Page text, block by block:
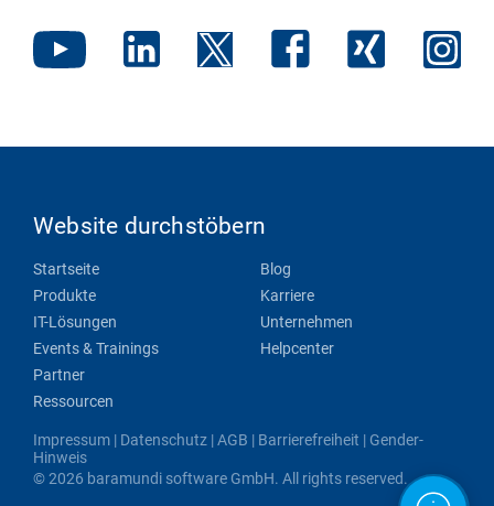
Website durchstöbern
Startseite
Produkte
IT-Lösungen
Events & Trainings
Partner
Ressourcen
Blog
Karriere
Unternehmen
Helpcenter
Impressum | Datenschutz |AGB | Barrierefreiheit | Gender-
Hinweis
© 2026 baramundi software GmbH. All rights reserved.